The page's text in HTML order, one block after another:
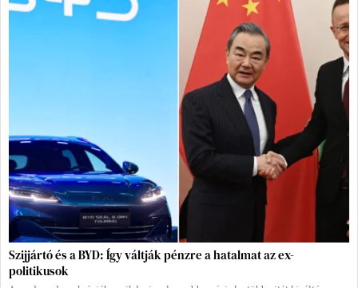
Szijjártó és a BYD: Így váltják pénzre a hatalmat az ex-
politikusok